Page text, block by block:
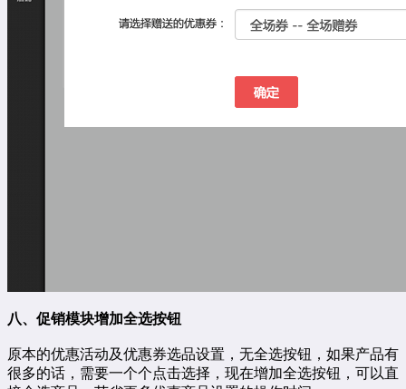
八、促销模块增加全选按钮
原本的优惠活动及优惠券选品设置，无全选按钮，如果产品有
很多的话，需要一个个点击选择，现在增加全选按钮，可以直